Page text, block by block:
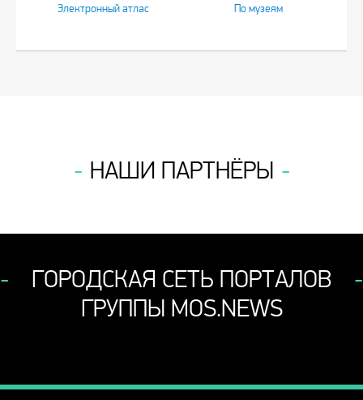
Электронный атлас По музеям
НАШИ ПАРТНЁРЫ
ГОРОДСКАЯ СЕТЬ ПОРТАЛОВ
ГРУППЫ MOS.NEWS